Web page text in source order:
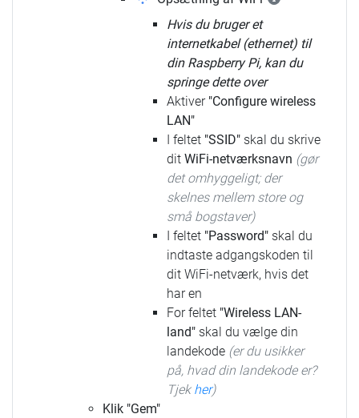
Hvis du bruger et
internetkabel (ethernet) til
din Raspberry Pi, kan du
springe dette over
Aktiver "Configure wireless
LAN"
I feltet "SSID" skal du skrive
dit WiFi-netværksnavn (gør
det omhyggeligt; der
skelnes mellem store og
små bogstaver)
I feltet "Password" skal du
indtaste adgangskoden til
dit WiFi-netværk, hvis det
har en
For feltet "Wireless LAN-
land" skal du vælge din
landekode (er du usikker
på, hvad din landekode er?
Tjek her)
Klik "Gem"